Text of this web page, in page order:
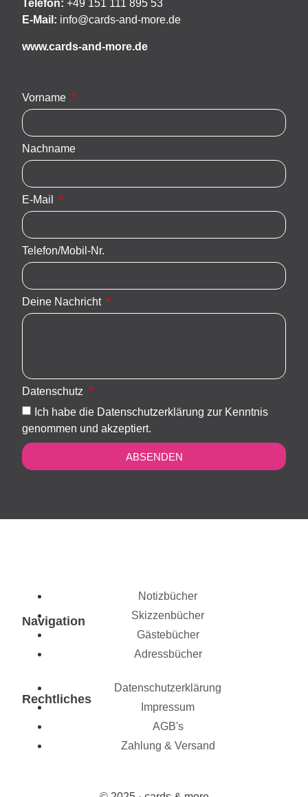
Telefon:+49 151 111 895 53
E-Mail: info@cards-and-more.de
www.cards-and-more.de
Vorname
Nachname
E-Mail
Telefon/Mobil-Nr.
Deine Nachricht
Datenschutz
Ich habe die Datenschutzerklärung zur Kenntnis
genommen und akzeptiert.
ABSENDEN
Navigation
Notizbücher
Skizzenbücher
Gästebücher
Adressbücher
Rechtliches
Datenschutzerklärung
Impressum
AGB's
Zahlung & Versand